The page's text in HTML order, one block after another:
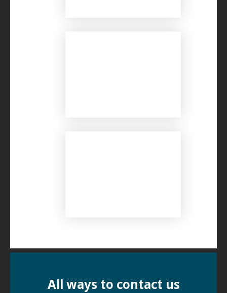
All ways to contact us